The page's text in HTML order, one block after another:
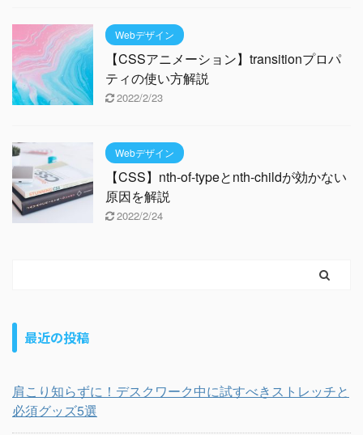
Webデザイン
【CSSアニメーション】transitionプロパ
ティの使い方解説
2022/2/23
Webデザイン
【CSS】nth-of-typeとnth-childが効かない
原因を解説
2022/2/24
最近の投稿
肩こり知らずに！デスクワーク中に試すべきストレッチと
必須グッズ5選